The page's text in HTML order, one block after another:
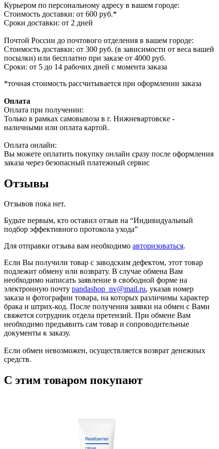
Курьером по персональному адресу в вашем городе:
Стоимость доставки: от 600 руб.*
Сроки доставки: от 2 дней
Почтой России до почтового отделения в вашем городе:
Стоимость доставки: от 300 руб. (в зависимости от веса вашей
посылки) или бесплатно при заказе от 4000 руб.
Сроки: от 5 до 14 рабочих дней с момента заказа
*точная стоимость рассчитывается при оформлении заказа
Оплата
Оплата при получении:
Только в рамках самовывоза в г. Нижневартовске -
наличными или оплата картой.
Оплата онлайн:
Вы можете оплатить покупку онлайн сразу после оформления
заказа через безопасный платежный сервис
Отзывы
Отзывов пока нет.
Будьте первым, кто оставил отзыв на “Индивидуальный
подбор эффективного протокола ухода”
Для отправки отзыва вам необходимо авторизоваться.
Если Вы получили товар с заводским дефектом, этот товар
подлежит обмену или возврату. В случае обмена Вам
необходимо написать заявление в свободной форме на
электронную почту pandashop_nv@mail.ru, указав номер
заказа и фотографии товара, на которых различимы характер
брака и штрих-код. После получения заявки на обмен с Вами
свяжется сотрудник отдела претензий. При обмене Вам
необходимо предъявить сам товар и сопроводительные
документы к заказу.
Если обмен невозможен, осуществляется возврат денежных
средств.
С этим товаром покупают